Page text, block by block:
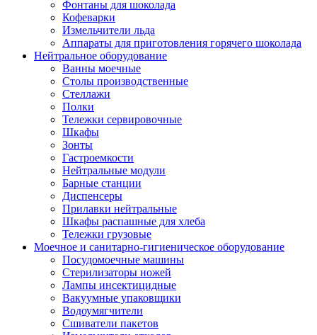
Фонтаны для шоколада
Кофеварки
Измельчители льда
Аппараты для приготовления горячего шоколада
Нейтральное оборудование
Ванны моечные
Столы производственные
Стеллажи
Полки
Тележки сервировочные
Шкафы
Зонты
Гастроемкости
Нейтральные модули
Барные станции
Диспенсеры
Прилавки нейтральные
Шкафы распашные для хлеба
Тележки грузовые
Моечное и санитарно-гигиеническое оборудование
Посудомоечные машины
Стерилизаторы ножей
Лампы инсектицидные
Вакуумные упаковщики
Водоумягчители
Сшиватели пакетов